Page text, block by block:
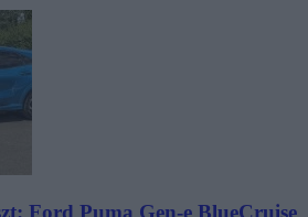
Ford Puma Gen-e BlueCruise